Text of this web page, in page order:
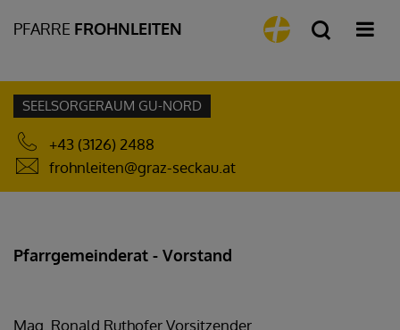
PFARRE FROHNLEITEN
SEELSORGERAUM GU-NORD
+43 (3126) 2488
frohnleiten@graz-seckau.at
Pfarrgemeinderat - Vorstand
Mag. Ronald RuthoferVorsitzender